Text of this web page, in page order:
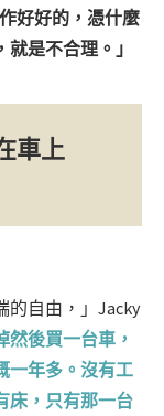
好好的，憑什麼
是不合理。」
車上
的自由，」Jacky
然後買一台車，
一年多。沒有工
床，只有那一台